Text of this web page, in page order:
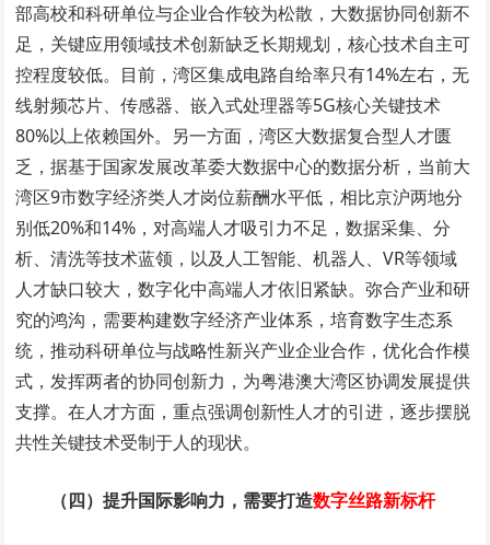
部高校和科研单位与企业合作较为松散，大数据协同创新不
足，关键应用领域技术创新缺乏长期规划，核心技术自主可
控程度较低。目前，湾区集成电路自给率只有14%左右，无
线射频芯片、传感器、嵌入式处理器等5G核心关键技术
80%以上依赖国外。另一方面，湾区大数据复合型人才匮
乏，据基于国家发展改革委大数据中心的数据分析，当前大
湾区9市数字经济类人才岗位薪酬水平低，相比京沪两地分
别低20%和14%，对高端人才吸引力不足，数据采集、分
析、清洗等技术蓝领，以及人工智能、机器人、VR等领域
人才缺口较大，数字化中高端人才依旧紧缺。弥合产业和研
究的鸿沟，需要构建数字经济产业体系，培育数字生态系
统，推动科研单位与战略性新兴产业企业合作，优化合作模
式，发挥两者的协同创新力，为粤港澳大湾区协调发展提供
支撑。在人才方面，重点强调创新性人才的引进，逐步摆脱
共性关键技术受制于人的现状。
（四）提升国际影响力，需要打造数字丝路新标杆